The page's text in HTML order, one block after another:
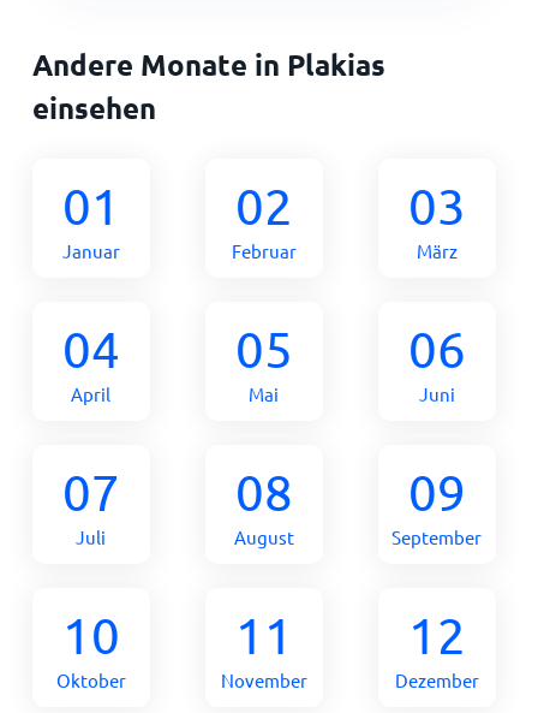
Andere Monate in Plakias
einsehen
01
Januar
02
Februar
03
März
04
April
05
Mai
06
Juni
07
Juli
08
August
09
September
10
Oktober
11
November
12
Dezember